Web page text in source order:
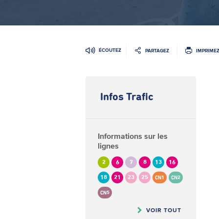
ÉCOUTEZ PARTAGEZ IMPRIMEZ
Infos Trafic
Informations sur les
lignes
2 6 7 8 13 16
18 21 23 25 CN1 CN2
CN5
VOIR TOUT